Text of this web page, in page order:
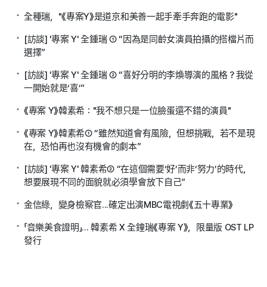
全種瑞，"《專案Y》是道京和美善一起手牽手奔跑的電影"
[訪談] '專案 Y' 全鍾瑞 ① “因為是同齡女演員拍攝的搭檔片而
選擇”
[訪談] '專案 Y' 全鍾瑞 ② “喜好分明的李煥導演的風格？我從
一開始就是‘喜’”
《專案 Y》韓素希："我不想只是一位臉蛋還不錯的演員"
《專案 Y》韓素希① “雖然知道會有風險，但想挑戰，若不是現
在，恐怕再也沒有機會的劇本”
[訪談] '專案 Y' 韓素希② “在這個需要‘好’而非‘努力’的時代，
想要展現不同的面貌就必須學會放下自己”
金信綠，變身檢察官...確定出演MBC電視劇《五十專業》
「音樂美食證明」... 韓素希 X 全鐘瑞《專案 Y》，限量版 OST LP
發行